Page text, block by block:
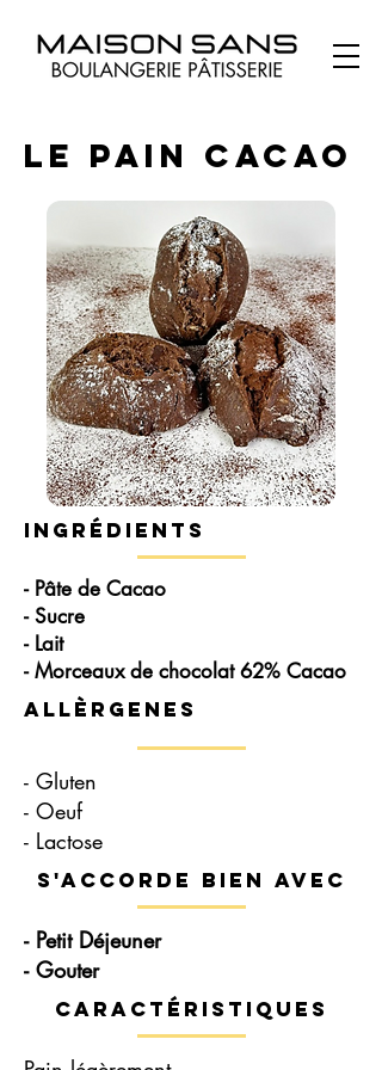
Le Pain Cacao
Ingrédients
- Pâte de Cacao
- Sucre
- Lait
- Morceaux de chocolat 62% Cacao
Allèrgenes
- Gluten
- Oeuf
- Lactose
s'accorde bien avec
- Petit Déjeuner
- Gouter
Caractéristiques